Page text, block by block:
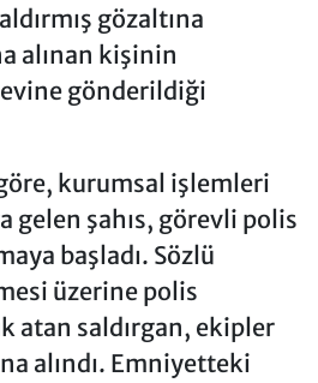
gözaltına
alınan kişinin
gönderildiği
kurumsal işlemleri
gelen şahıs, görevli polis
başladı. Sözlü
üzerine polis
atan saldırgan, ekipler
alındı. Emniyetteki